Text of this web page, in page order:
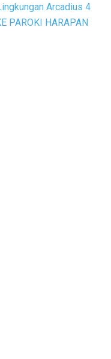
Arcadius 4
PAROKI HARAPAN